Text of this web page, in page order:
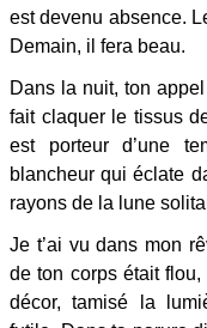
est devenu absence.
Demain, il fera beau.
Dans la nuit, ton
fait claquer le tissus
est porteur d’une
blancheur qui éclate
rayons de la lune
Je t’ai vu dans mon
de ton corps était
décor, tamisé la